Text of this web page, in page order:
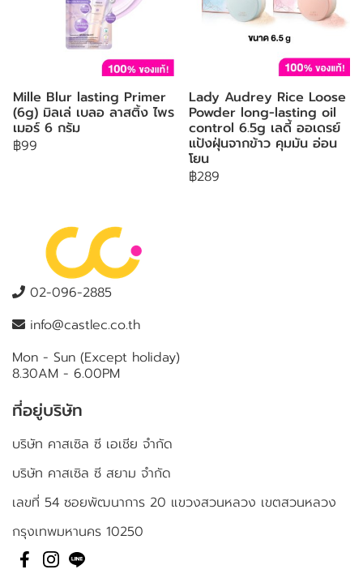
Mille Blur lasting Primer
(6g) มิลเล่ เบลอ ลาสติ้ง ไพร
เมอร์ 6 กรัม
฿99
Lady Audrey Rice Loose
Powder long-lasting oil
control 6.5g เลดี้ ออเดรย์
แป้งฝุ่นจากข้าว คุมมัน อ่อน
โยน
฿289
02-096-2885
info@castlec.co.th
Mon - Sun (Except holiday)
8.30AM - 6.00PM
ที่อยู่บริษัท
บริษัท คาสเซิล ซี เอเชีย จำกัด
บริษัท คาสเซิล ซี สยาม จำกัด
เลขที่ 54 ซอยพัฒนาการ 20 แขวงสวนหลวง เขตสวนหลวง
กรุงเทพมหานคร 10250